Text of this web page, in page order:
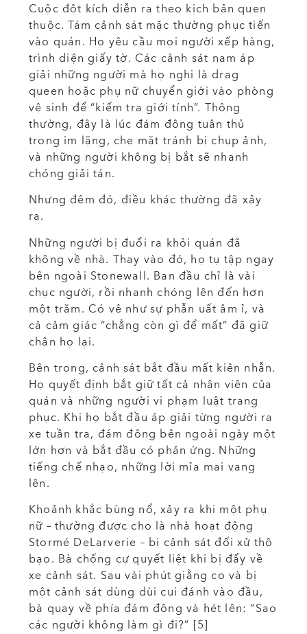
Cuộc đột kích diễn ra theo kịch bản quen
thuộc. Tám cảnh sát mặc thường phục tiến
vào quán. Họ yêu cầu mọi người xếp hàng,
trình diện giấy tờ. Các cảnh sát nam áp
giải những người mà họ nghi là drag
queen hoặc phụ nữ chuyển giới vào phòng
vệ sinh để “kiểm tra giới tính”. Thông
thường, đây là lúc đám đông tuân thủ
trong im lặng, che mặt tránh bị chụp ảnh,
và những người không bị bắt sẽ nhanh
chóng giải tán.
Nhưng đêm đó, điều khác thường đã xảy
ra.
Những người bị đuổi ra khỏi quán đã
không về nhà. Thay vào đó, họ tụ tập ngay
bên ngoài Stonewall. Ban đầu chỉ là vài
chục người, rồi nhanh chóng lên đến hơn
một trăm. Có vẻ như sự phẫn uất âm ỉ, và
cả cảm giác “chẳng còn gì để mất” đã giữ
chân họ lại.
Bên trong, cảnh sát bắt đầu mất kiên nhẫn.
Họ quyết định bắt giữ tất cả nhân viên của
quán và những người vi phạm luật trang
phục. Khi họ bắt đầu áp giải từng người ra
xe tuần tra, đám đông bên ngoài ngày một
lớn hơn và bắt đầu có phản ứng. Những
tiếng chế nhạo, những lời mỉa mai vang
lên.
Khoảnh khắc bùng nổ, xảy ra khi một phụ
nữ – thường được cho là nhà hoạt động
Stormé DeLarverie – bị cảnh sát đối xử thô
bạo. Bà chống cự quyết liệt khi bị đẩy về
xe cảnh sát. Sau vài phút giằng co và bị
một cảnh sát dùng dùi cui đánh vào đầu,
bà quay về phía đám đông và hét lên: “Sao
các người không làm gì đi?” [5]